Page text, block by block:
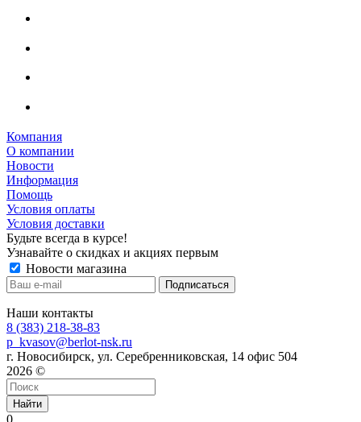
Компания
О компании
Новости
Информация
Помощь
Условия оплаты
Условия доставки
Будьте всегда в курсе!
Узнавайте о скидках и акциях первым
Новости магазина
Наши контакты
8 (383) 218-38-83
p_kvasov@berlot-nsk.ru
г. Новосибирск, ул. Серебренниковская, 14 офис 504
2026 ©
Найти
0